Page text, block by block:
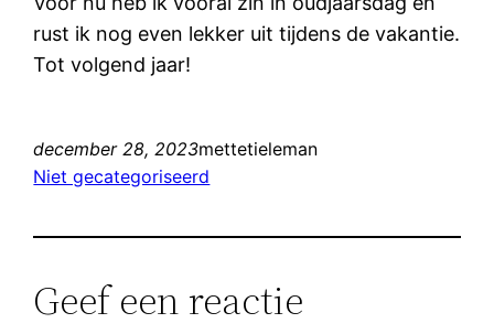
rust ik nog even lekker uit tijdens de vakantie.
Tot volgend jaar!
december 28, 2023mettetieleman
Niet gecategoriseerd
Geef een reactie